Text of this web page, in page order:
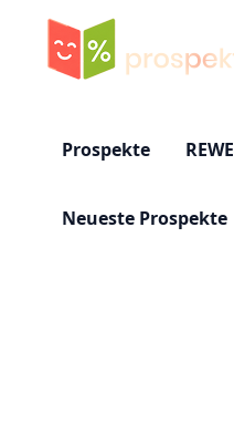
Prospekte REWE
Neueste Prospekte